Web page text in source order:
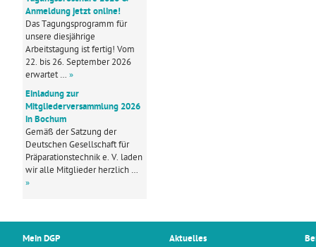
Anmeldung jetzt online!
Das Tagungsprogramm für
unsere diesjährige
Arbeitstagung ist fertig! Vom
22. bis 26. September 2026
erwartet … »
Einladung zur
Mitgliederversammlung 2026
in Bochum
Gemäß der Satzung der
Deutschen Gesellschaft für
Präparationstechnik e. V. laden
wir alle Mitglieder herzlich …
»
Mein DGP
Aktuelles